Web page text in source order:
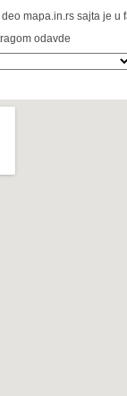
deo mapa.in.rs sajta je
odavde